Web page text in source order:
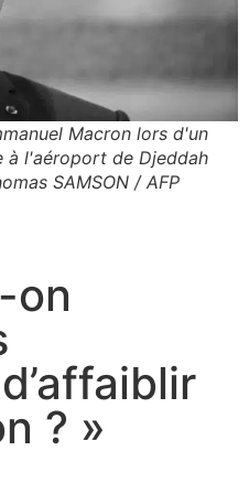
Macron lors d'un
à l'aéroport de Djeddah
SAMSON / AFP
on
? »